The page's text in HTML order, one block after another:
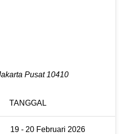
Pusat 10410
TANGGAL
19 - 20 Februari 2026